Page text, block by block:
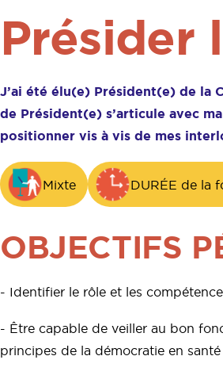
Présider
J’ai été élu(e) Président(e) de la
de Président(e) s’articule avec
positionner vis à vis de mes
Mixte DURÉE de la
OBJECTIFS
- Identifier le rôle et les
- Être capable de veiller au bon
principes de la démocratie en santé